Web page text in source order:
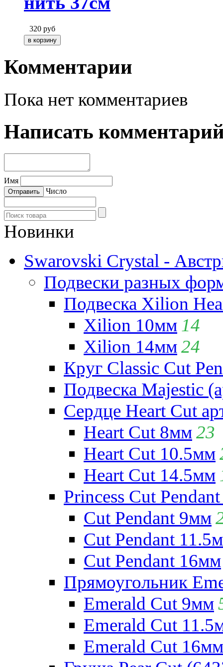
320 руб
Комментарии
Пока нет комментариев
Написать
Имя
Число
Новинки
Swarovski Crystal -
Подвески разных
Подвеска Xilion
Xilion 10мм 14
Xilion 14мм24
Круг Classic Cut
Подвеска Majestic
Сердце Heart Cut
Heart Cut 8мм23
Heart Cut 10.5мм
Heart Cut 14.5мм
Princess Cut
Cut Pendant 9мм
Cut Pendant
Cut Pendant 16мм
Прямоугольник
Emerald Cut 9мм
Emerald Cut
Emerald Cut 16мм